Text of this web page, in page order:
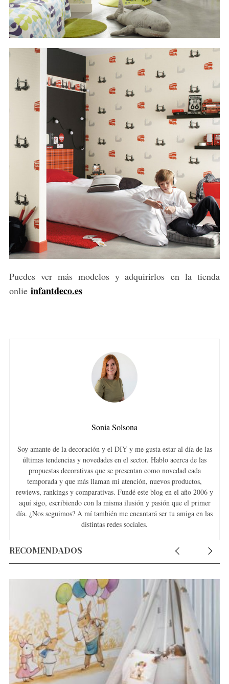
Puedes ver más modelos y adquirirlos en la tienda
onlie infantdeco.es
Sonia Solsona
Soy amante de la decoración y el DIY y me gusta estar al día de las
últimas tendencias y novedades en el sector. Hablo acerca de las
propuestas decorativas que se presentan como novedad cada
temporada y que más llaman mi atención, nuevos productos,
rewiews, rankings y comparativas. Fundé este blog en el año 2006 y
aquí sigo, escribiendo con la misma ilusión y pasión que el primer
día. ¿Nos seguimos? A mí también me encantará ser tu amiga en las
distintas redes sociales.
RECOMENDADOS
e
h
f
o
r
: